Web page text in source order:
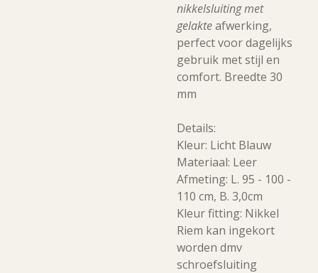
nikkelsluiting met
gelakteafwerking,
perfect voor dagelijks
gebruik met stijl en
comfort. Breedte 30
mm
Details:
Kleur: Licht Blauw
Materiaal: Leer
Afmeting: L. 95 - 100 -
110 cm, B. 3,0cm
Kleur fitting: Nikkel
Riem kan ingekort
worden dmv
schroefsluiting